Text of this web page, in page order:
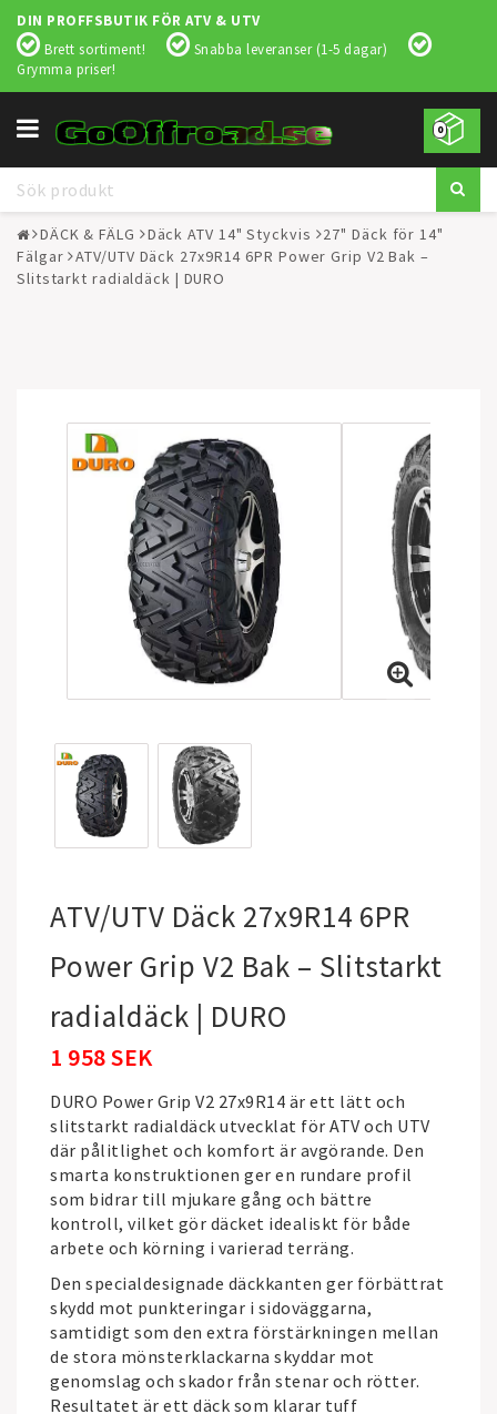
DIN PROFFSBUTIK FÖR ATV & UTV
Brett sortiment!
Snabba leveranser (1-5 dagar)
Grymma priser!
0
Toggle
navigation
DÄCK & FÄLG Däck ATV 14" Styckvis
27" Däck för 14"
Fälgar
ATV/UTV Däck 27x9R14 6PR Power Grip V2 Bak –
Slitstarkt radialdäck | DURO
ATV/UTV Däck 27x9R14 6PR
Power Grip V2 Bak – Slitstarkt
radialdäck | DURO
1 958 SEK
DURO Power Grip V2 27x9R14 är ett lätt och
slitstarkt radialdäck utvecklat för ATV och UTV
där pålitlighet och komfort är avgörande. Den
smarta konstruktionen ger en rundare profil
som bidrar till mjukare gång och bättre
kontroll, vilket gör däcket idealiskt för både
arbete och körning i varierad terräng.
Den specialdesignade däckkanten ger förbättrat
skydd mot punkteringar i sidoväggarna,
samtidigt som den extra förstärkningen mellan
de stora mönsterklackarna skyddar mot
genomslag och skador från stenar och rötter.
Resultatet är ett däck som klarar tuff